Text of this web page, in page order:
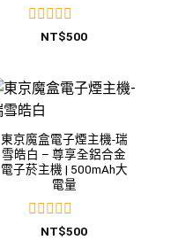
評
滿
分
5
NT$500
東京魔盒電子煙主機-瑞
雪皓白 – 尊享全鋁合金
電子菸主機 | 500mAh大
電量
評NT$500